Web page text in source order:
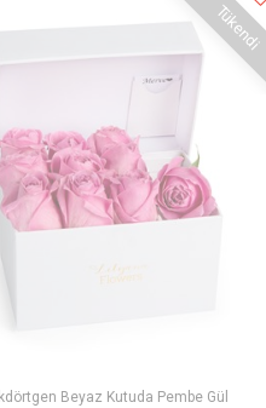
Tükendi
Beyaz Kutuda Pembe Gül